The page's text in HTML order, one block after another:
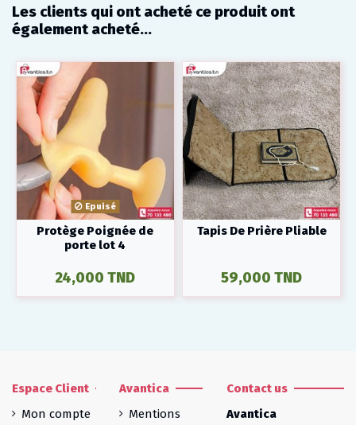
Les clients qui ont acheté ce produit ont
également acheté...
Epuisé
Protège Poignée de
porte lot 4
24,000 TND
Tapis De Prière Pliable
59,000 TND
Espace Client
Mon compte
Avantica
Mentions
Contact us
Avantica